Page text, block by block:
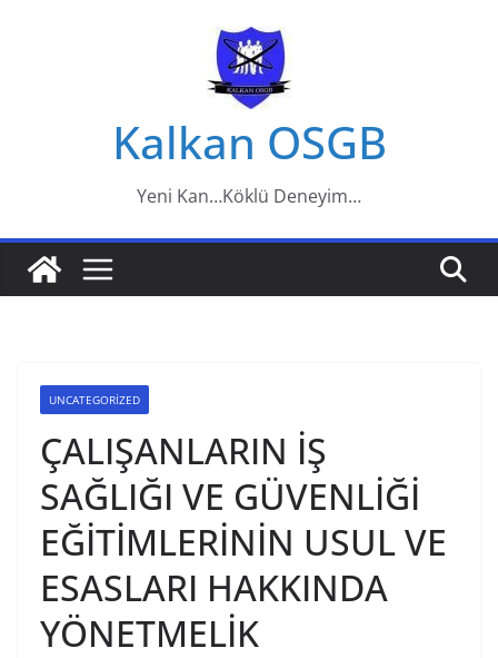
Kalkan OSGB
Yeni Kan…Köklü Deneyim…
UNCATEGORIZED
ÇALIŞANLARIN İŞ
SAĞLIĞI VE GÜVENLİĞİ
EĞİTİMLERİNİN USUL VE
ESASLARI HAKKINDA
YÖNETMELİK